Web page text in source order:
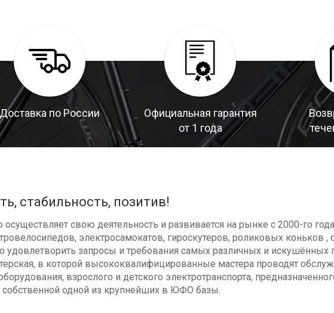
Доставка по России
Официальная гарантия
от 1 года
стабильность, позитив!
свою деятельность и развивается на рынке с 2000-го
электросамокатов, гироскутеров, роликовых коньков ,
запросы и требования самых различных и искушённых
в которой высококвалифицированные мастера проводят
взрослого и детского электротранспорта,
собственной одной из крупнейших в ЮФО базы.